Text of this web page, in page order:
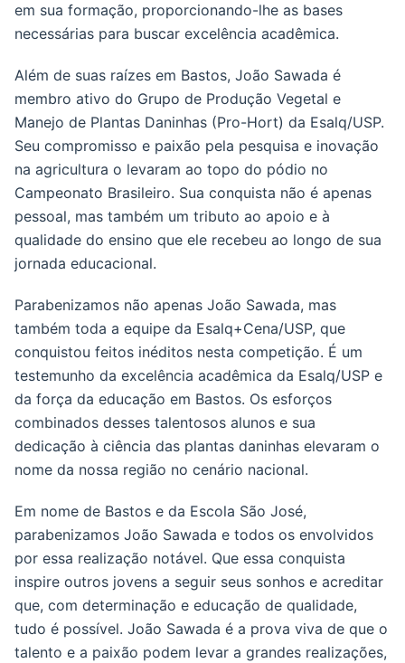
em sua formação, proporcionando-lhe as bases
necessárias para buscar excelência acadêmica.
Além de suas raízes em Bastos, João Sawada é
membro ativo do Grupo de Produção Vegetal e
Manejo de Plantas Daninhas (Pro-Hort) da Esalq/USP.
Seu compromisso e paixão pela pesquisa e inovação
na agricultura o levaram ao topo do pódio no
Campeonato Brasileiro. Sua conquista não é apenas
pessoal, mas também um tributo ao apoio e à
qualidade do ensino que ele recebeu ao longo de sua
jornada educacional.
Parabenizamos não apenas João Sawada, mas
também toda a equipe da Esalq+Cena/USP, que
conquistou feitos inéditos nesta competição. É um
testemunho da excelência acadêmica da Esalq/USP e
da força da educação em Bastos. Os esforços
combinados desses talentosos alunos e sua
dedicação à ciência das plantas daninhas elevaram o
nome da nossa região no cenário nacional.
Em nome de Bastos e da Escola São José,
parabenizamos João Sawada e todos os envolvidos
por essa realização notável. Que essa conquista
inspire outros jovens a seguir seus sonhos e acreditar
que, com determinação e educação de qualidade,
tudo é possível. João Sawada é a prova viva de que o
talento e a paixão podem levar a grandes realizações,